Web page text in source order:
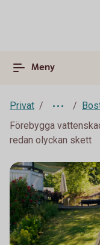
Meny
Privat
Förebygga
redan olyckan skett